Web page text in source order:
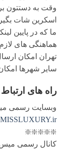
وقت به دستتون
اسکرین شات
ما که در پایین
هماهنگی های
تهران امکان
سایر شهرها
راه های ارتباط
وبسایت رسمی
❇️❇️❇️❇️❇️
کانال رسمی میس